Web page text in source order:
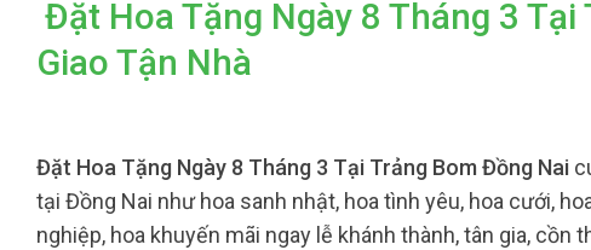
Đặt Hoa Tặng Ngày 8 Tháng 3
Giao Tận Nhà
Đặt Hoa Tặng Ngày 8 Tháng 3 Tại Trảng Bom Đồng Nai
tại Đồng Nai như hoa sanh nhật, hoa tình yêu, hoa cưới,
nghiệp, hoa khuyến mãi ngay lễ khánh thành, tân gia, cồn